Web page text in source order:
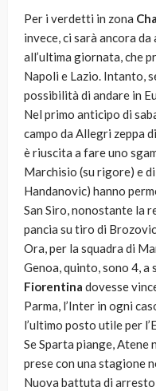
Per i verdetti in zona
invece, ci sarà ancora
all’ultima giornata, che
Napoli e Lazio. Intanto,
possibilità di andare in
Nel primo anticipo di
campo da Allegri zeppa
è riuscita a fare uno
Marchisio (su rigore) e
Handanovic) hanno
San Siro, nonostante la
pancia su tiro di
Ora, per la squadra di
Genoa, quinto, sono 4, a
Fiorentina dovesse
Parma, l’Inter in ogni
l’ultimo posto utile per
Se Sparta piange,
prese con una stagione
Nuova battuta di